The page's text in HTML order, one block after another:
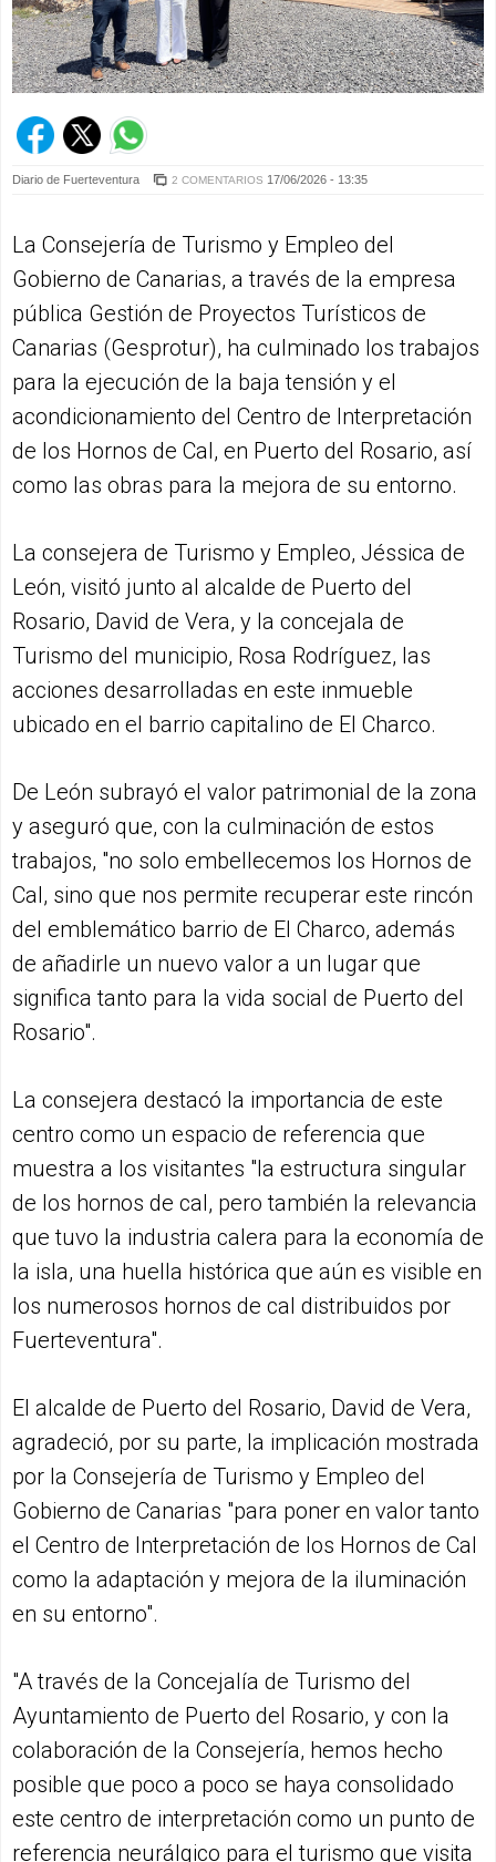
Diario de Fuerteventura 2 COMENTARIOS 17/06/2026 - 13:35
La Consejería de Turismo y Empleo del
Gobierno de Canarias, a través de la empresa
pública Gestión de Proyectos Turísticos de
Canarias (Gesprotur), ha culminado los trabajos
para la ejecución de la baja tensión y el
acondicionamiento del Centro de Interpretación
de los Hornos de Cal, en Puerto del Rosario, así
como las obras para la mejora de su entorno.
La consejera de Turismo y Empleo, Jéssica de
León, visitó junto al alcalde de Puerto del
Rosario, David de Vera, y la concejala de
Turismo del municipio, Rosa Rodríguez, las
acciones desarrolladas en este inmueble
ubicado en el barrio capitalino de El Charco.
De León subrayó el valor patrimonial de la zona
y aseguró que, con la culminación de estos
trabajos, "no solo embellecemos los Hornos de
Cal, sino que nos permite recuperar este rincón
del emblemático barrio de El Charco, además
de añadirle un nuevo valor a un lugar que
significa tanto para la vida social de Puerto del
Rosario".
La consejera destacó la importancia de este
centro como un espacio de referencia que
muestra a los visitantes "la estructura singular
de los hornos de cal, pero también la relevancia
que tuvo la industria calera para la economía de
la isla, una huella histórica que aún es visible en
los numerosos hornos de cal distribuidos por
Fuerteventura".
El alcalde de Puerto del Rosario, David de Vera,
agradeció, por su parte, la implicación mostrada
por la Consejería de Turismo y Empleo del
Gobierno de Canarias "para poner en valor tanto
el Centro de Interpretación de los Hornos de Cal
como la adaptación y mejora de la iluminación
en su entorno".
"A través de la Concejalía de Turismo del
Ayuntamiento de Puerto del Rosario, y con la
colaboración de la Consejería, hemos hecho
posible que poco a poco se haya consolidado
este centro de interpretación como un punto de
referencia neurálgico para el turismo que visita